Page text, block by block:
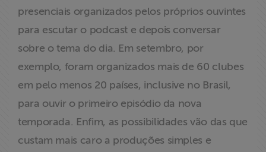
presenciais organizados pelos próprios ouvintes
para escutar o podcast e depois conversar
sobre o tema do dia. Em setembro, por
exemplo, foram organizados mais de 60 clubes
em pelo menos 20 países, inclusive no Brasil,
para ouvir o primeiro episódio da nova
temporada. Enfim, as possibilidades vão das que
custam mais caro a produções simples e